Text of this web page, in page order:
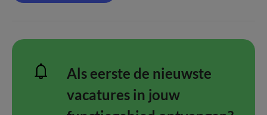
Als eerste de nieuwste
vacatures in jouw